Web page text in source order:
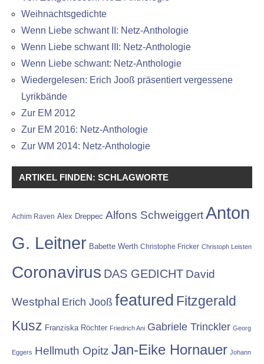
Weihnachtsgedichte
Wenn Liebe schwant II: Netz-Anthologie
Wenn Liebe schwant III: Netz-Anthologie
Wenn Liebe schwant: Netz-Anthologie
Wiedergelesen: Erich Jooß präsentiert vergessene
Lyrikbände
Zur EM 2012
Zur EM 2016: Netz-Anthologie
Zur WM 2014: Netz-Anthologie
ARTIKEL FINDEN: SCHLAGWORTE
Achim Raven Alex Dreppec Alfons SchweiggertAnton
G. Leitner Babette Werth Christophe Fricker Christoph Leisten
Coronavirus DAS GEDICHT David
Westphal Erich Jooß featured Fitzgerald
Kusz Franziska Röchter Friedrich Ani Gabriele Trinckler Georg
Eggers Hellmuth Opitz Jan-Eike Hornauer Johann